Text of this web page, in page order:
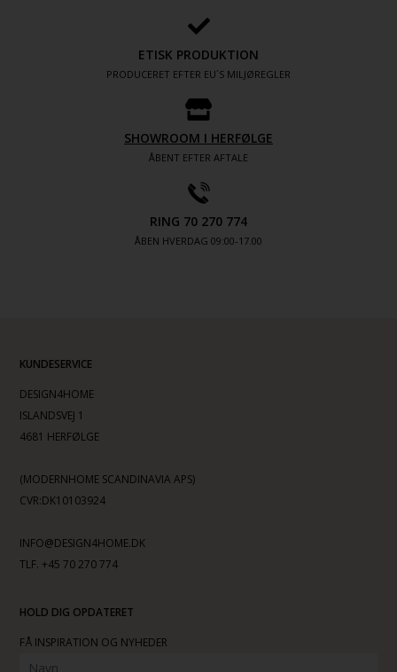
ETISK PRODUKTION
PRODUCERET EFTER EU´S MILJØREGLER
SHOWROOM I HERFØLGE
ÅBENT EFTER AFTALE
RING 70 270 774
ÅBEN HVERDAG 09:00-17.00
KUNDESERVICE
DESIGN4HOME
ISLANDSVEJ 1
4681 HERFØLGE
(MODERNHOME SCANDINAVIA APS)
CVR:DK10103924
INFO@DESIGN4HOME.DK
TLF. +45 70 270 774
HOLD DIG OPDATERET
FÅ INSPIRATION OG NYHEDER